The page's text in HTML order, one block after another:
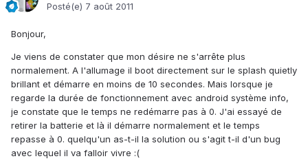
Posté(e) 7 août 2011
Bonjour,
Je viens de constater que mon désire ne s'arrête plus
normalement. A l'allumage il boot directement sur le splash quietly
brillant et démarre en moins de 10 secondes. Mais lorsque je
regarde la durée de fonctionnement avec android système info,
je constate que le temps ne redémarre pas à 0. J'ai essayé de
retirer la batterie et là il démarre normalement et le temps
repasse à 0. quelqu'un as-t-il la solution ou s'agit t-il d'un bug
avec lequel il va falloir vivre :(